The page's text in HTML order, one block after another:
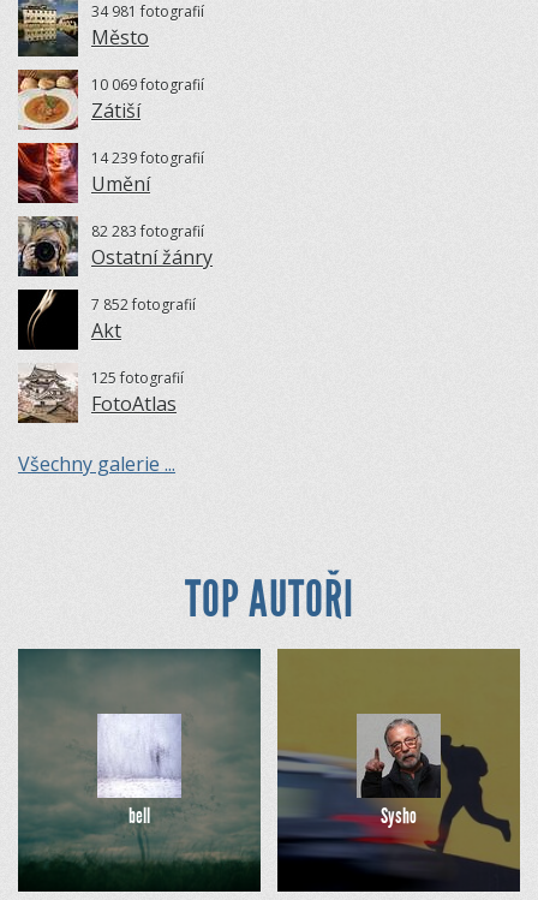
34 981 fotografií
Město
10 069 fotografií
Zátiší
14 239 fotografií
Umění
82 283 fotografií
Ostatní žánry
7 852 fotografií
Akt
125 fotografií
FotoAtlas
Všechny galerie ...
TOP AUTOŘI
bell Sysho